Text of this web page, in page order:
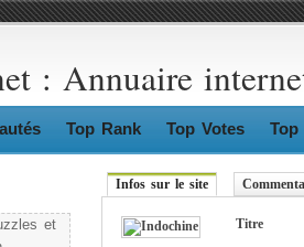
: Annuaire
Top Rank Top Votes Top
et
Infos sur le site
Titre